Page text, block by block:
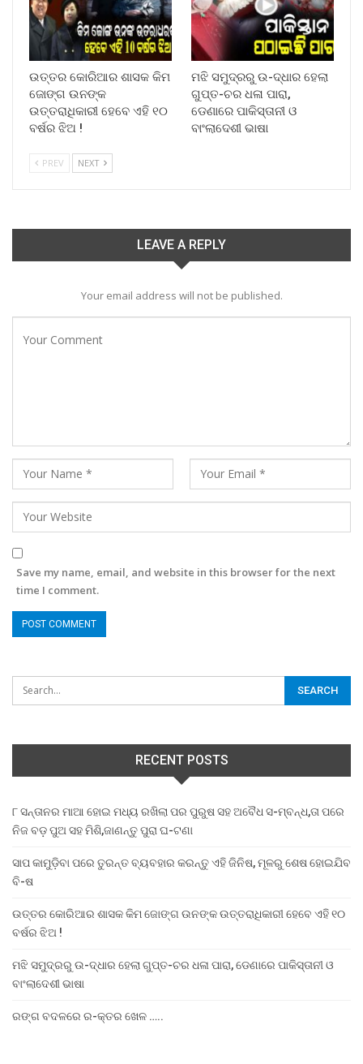
ଉତ୍ତର କୋରିଆର ଶାସକ କିମ
ଜୋଙ୍ଗ ଉନଙ୍କ
ଉତ୍ତରାଧିକାରୀ ହେବେ ଏହି ୧୦
ବର୍ଷର ଝିଅ !
ମଝି ସମୁଦ୍ରରୁ ଉ-ଦ୍ଧାର ହେଲା
ଗୁପ୍ତ-ଚର ଧଳା ପାରା,
ଡେଣାରେ ପାକିସ୍ତାନୀ ଓ
ବାଂଲାଦେଶୀ ଭାଷା
PREV NEXT
LEAVE A REPLY
Your email address will not be published.
Save my name, email, and website in this browser for the next
time I comment.
RECENT POSTS
୮ ସନ୍ତାନର ମାଆ ହୋଇ ମଧ୍ୟ ରଖିଲା ପର ପୁରୁଷ ସହ ଅବୈଧ ସ-ମ୍ବନ୍ଧ,ତା ପରେ
ନିଜ ବଡ଼ ପୁଅ ସହ ମିଶି,ଜାଣନ୍ତୁ ପୁରା ଘ-ଟଣା
ସାପ କାମୁଡ଼ିବା ପରେ ତୁରନ୍ତ ବ୍ୟବହାର କରନ୍ତୁ ଏହି ଜିନିଷ, ମୂଳରୁ ଶେଷ ହୋଇଯିବ
ବି-ଷ
ଉତ୍ତର କୋରିଆର ଶାସକ କିମ ଜୋଙ୍ଗ ଉନଙ୍କ ଉତ୍ତରାଧିକାରୀ ହେବେ ଏହି ୧୦
ବର୍ଷର ଝିଅ !
ମଝି ସମୁଦ୍ରରୁ ଉ-ଦ୍ଧାର ହେଲା ଗୁପ୍ତ-ଚର ଧଳା ପାରା, ଡେଣାରେ ପାକିସ୍ତାନୀ ଓ
ବାଂଲାଦେଶୀ ଭାଷା
ରଙ୍ଗ ବଦଳରେ ର-କ୍ତର ଖେଳ …..